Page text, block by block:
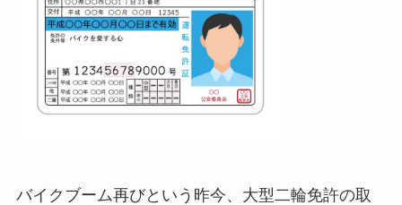
バイクブーム再びという昨今、大型二輪免許の取